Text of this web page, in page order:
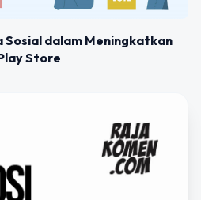
Sosial dalam Meningkatkan
Store